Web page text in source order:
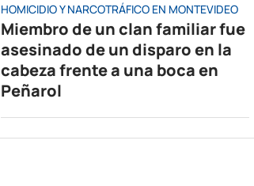
HOMICIDIO Y NARCOTRÁFICO EN MONTEVIDEO
Miembro de un clan familiar fue
asesinado de un disparo en la
cabeza frente a una boca en
Peñarol